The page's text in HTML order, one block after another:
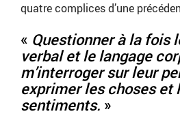
quatre complices d’une
« Questionner à la fois
verbal et le langage
m’interroger sur leur
exprimer les choses et
sentiments. »